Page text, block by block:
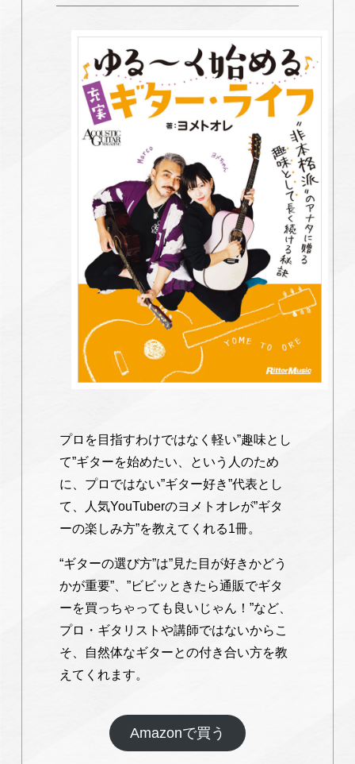
プロを目指すわけではなく軽い”趣味とし
て”ギターを始めたい、という人のため
に、プロではない”ギター好き”代表とし
て、人気YouTuberのヨメトオレが”ギタ
ーの楽しみ方”を教えてくれる1冊。
“ギターの選び方”は”見た目が好きかどう
かが重要”、”ビビッときたら通販でギタ
ーを買っちゃっても良いじゃん！”など、
プロ・ギタリストや講師ではないからこ
そ、自然体なギターとの付き合い方を教
えてくれます。
Amazonで買う